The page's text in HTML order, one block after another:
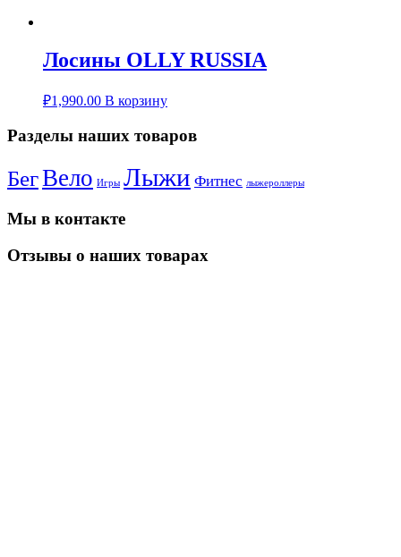
Лосины OLLY RUSSIA
₽1,990.00 В корзину
Разделы наших товаров
БегВело Игры Лыжи Фитнес лыжероллеры
Мы в контакте
Отзывы о наших товарах